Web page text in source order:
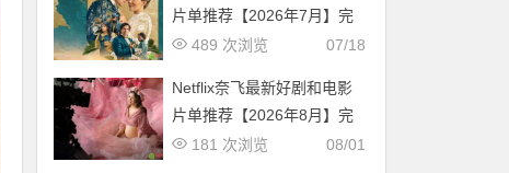
片单推荐【2026年7月】完
整片单
07/18
489 次浏览
Netflix奈飞最新好剧和电影
片单推荐【2026年8月】完
整片单
08/01
181 次浏览